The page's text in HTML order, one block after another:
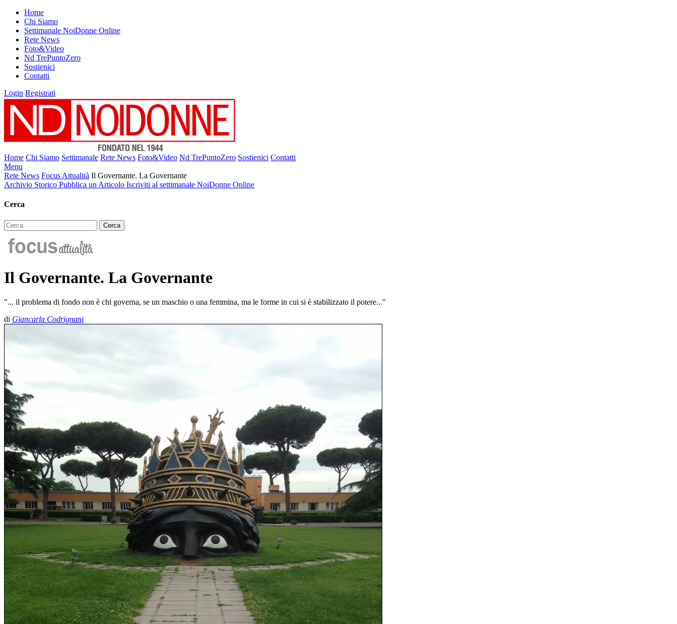
Home
Chi Siamo
Settimanale NoiDonne Online
Rete News
Foto&Video
Nd TrePuntoZero
Sostienici
Contatti
Login Registrati
Home Chi Siamo Settimanale Rete News Foto&Video Nd TrePuntoZero Sostienici Contatti
Menu
Rete News Focus Attualità Il Governante. La Governante
Archivio Storico Pubblica un Articolo Iscriviti al settimanale NoiDonne Online
Cerca
Il Governante. La Governante
"... il problema di fondo non è chi governa, se un maschio o una femmina, ma le forme in cui si è stabilizzato il potere..."
di Giancarla Codrignani